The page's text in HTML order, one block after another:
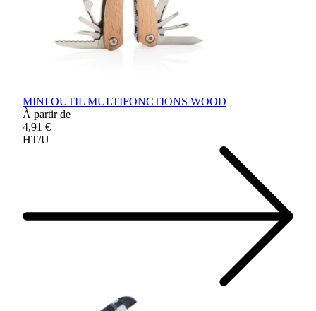
MINI OUTIL MULTIFONCTIONS WOOD
À partir de
4,91 €
HT/U